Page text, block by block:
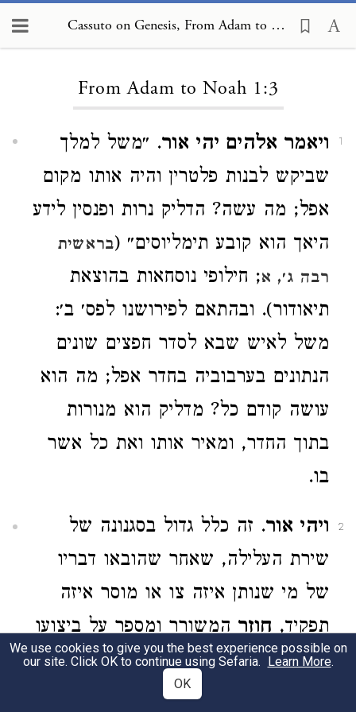
Cassuto on Genesis, From Adam to Noah 1:3
From Adam to Noah 1:3
1 ויאמר אלהים יהי אור. ״משל למלך
שביקש לבנות פלטרין והיה אותו מקום
אפל; מה עשה? הדליק נרות ופנסין לידע
היאך הוא קובע תימליוסים״ (בראשית
רבה ג׳, א; חילופי נוסחאות בהוצאת
תיאודור). ובהתאם לפירושנו לפס׳ ב׳:
משל לאיש שבא לסדר חפצים שונים
הנתונים בערבוביה בחדר אפל; מה הוא
עושה קודם כל? מדליק הוא מנורות
בתוך החדר, ומאיר אותו ואת כל אשר
בו.
2 ויהי אור. זה כלל גדול בסגנונה של
שירת העלילה, שאחר שהובאו דבריו
של מי שנותן איזה צו או מוסר איזה
תפקיד,חוזרהמשורר ומספר על ביצועו
של הצו או של התפקיד במליםשוות
לאלה שבהן התבטא נותן הצו או מוסר
We use cookies to give you the best experience possible on
our site. Click OK to continue using Sefaria. Learn More.
OK